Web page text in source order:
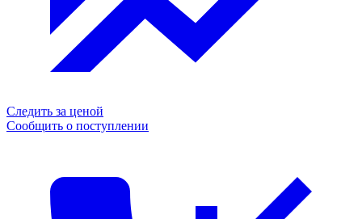
Следить за ценой
Сообщить о поступлении